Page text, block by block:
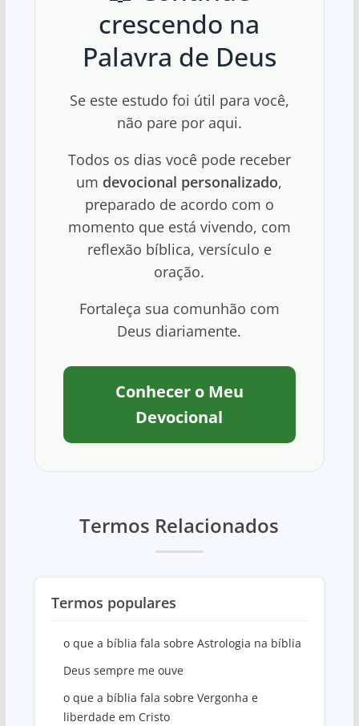
crescendo na
Palavra de Deus
Se este estudo foi útil para você,
não pare por aqui.
Todos os dias você pode receber
um devocional personalizado,
preparado de acordo com o
momento que está vivendo, com
reflexão bíblica, versículo e
oração.
Fortaleça sua comunhão com
Deus diariamente.
Conhecer o Meu
Devocional
Termos Relacionados
Termos populares
o que a bíblia fala sobre Astrologia na bíblia
Deus sempre me ouve
o que a bíblia fala sobre Vergonha e
liberdade em Cristo